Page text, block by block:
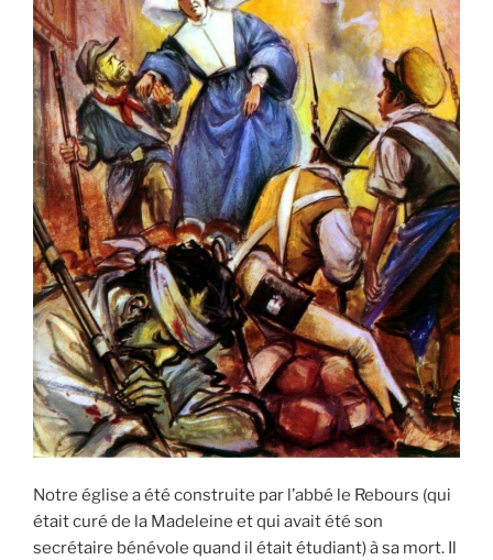
Notre église a été construite par l’abbé le Rebours (qui
était curé de la Madeleine et qui avait été son
secrétaire bénévole quand il était étudiant) à sa mort. Il